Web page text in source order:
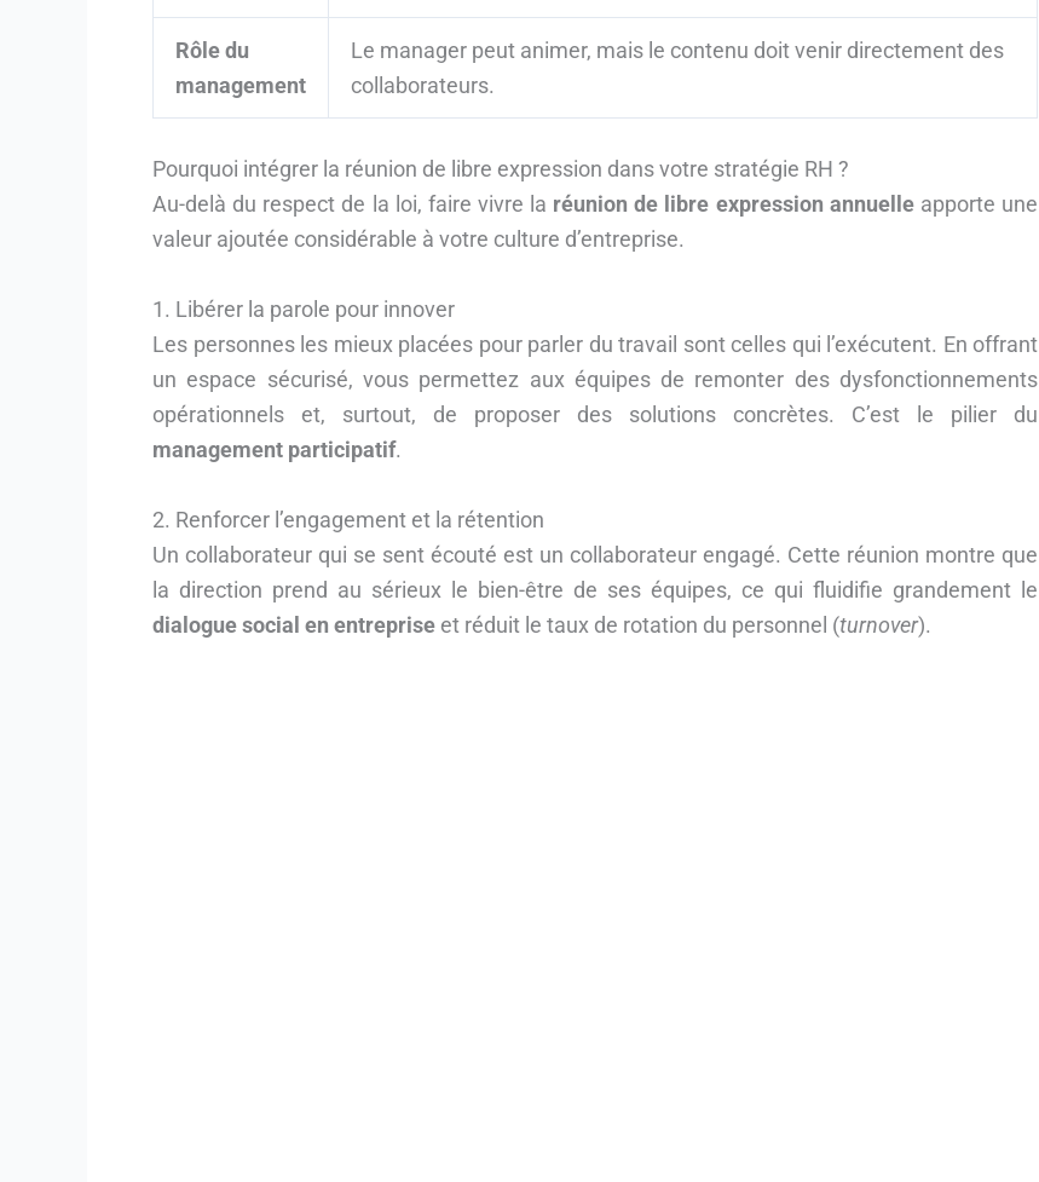
Rôle du
management
Le manager peut animer, mais le contenu doit venir directement des
collaborateurs.
Pourquoi intégrer la réunion de libre expression dans votre stratégie RH ?
Au-delà du respect de la loi, faire vivre la réunion de libre expression annuelleapporte une
valeur ajoutée considérable à votre culture d’entreprise.
1. Libérer la parole pour innover
Les personnes les mieux placées pour parler du travail sont celles qui l’exécutent. En offrant
un espace sécurisé, vous permettez aux équipes de remonter des dysfonctionnements
opérationnels et, surtout, de proposer des solutions concrètes. C’est le pilier du
management participatif.
2. Renforcer l’engagement et la rétention
Un collaborateur qui se sent écouté est un collaborateur engagé. Cette réunion montre que
la direction prend au sérieux le bien-être de ses équipes, ce qui fluidifie grandement le
dialogue social en entreprise et réduit le taux de rotation du personnel (turnover).